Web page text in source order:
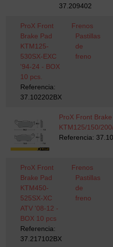
37.209402
ProX Front
Brake Pad
KTM125-
530SX-EXC
'94-24 - BOX
10 pcs.
Referencia:
37.102202BX
Frenos
Pastillas
de
freno
ProX Front
KTM125/150/
Referencia:
ProX Front
Brake Pad
KTM450-
525SX-XC
ATV '08-12 -
BOX 10 pcs
Referencia:
37.217102BX
Frenos
Pastillas
de
freno